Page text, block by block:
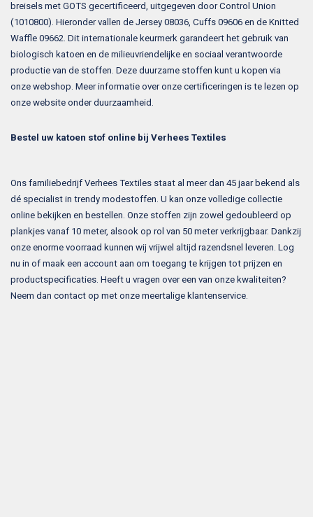
breisels met GOTS gecertificeerd, uitgegeven door Control Union
(1010800). Hieronder vallen de Jersey 08036, Cuffs 09606 en de Knitted
Waffle 09662. Dit internationale keurmerk garandeert het gebruik van
biologisch katoen en de milieuvriendelijke en sociaal verantwoorde
productie van de stoffen. Deze duurzame stoffen kunt u kopen via
onze webshop. Meer informatie over onze certificeringen is te lezen op
onze website onder duurzaamheid.
Bestel uw katoen stof online bij Verhees Textiles
Ons familiebedrijf Verhees Textiles staat al meer dan 45 jaar bekend als
dé specialist in trendy modestoffen. U kan onze volledige collectie
online bekijken en bestellen. Onze stoffen zijn zowel gedoubleerd op
plankjes vanaf 10 meter, alsook op rol van 50 meter verkrijgbaar. Dankzij
onze enorme voorraad kunnen wij vrijwel altijd razendsnel leveren. Log
nu in of maak een account aan om toegang te krijgen tot prijzen en
productspecificaties. Heeft u vragen over een van onze kwaliteiten?
Neem dan contact op met onze meertalige klantenservice.